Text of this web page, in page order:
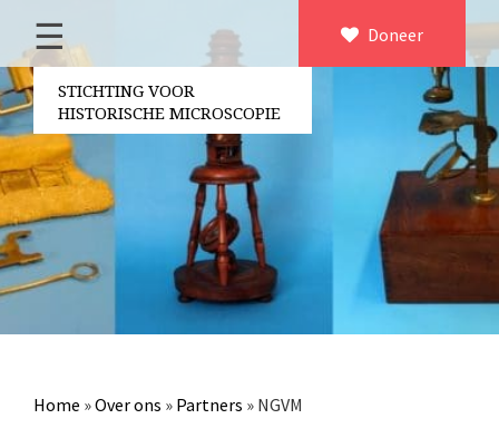
×
Home
Over ons
Contact
Bestuur
Vrijwilligers
Partners
Jaarverslagen
Microscopen
Doneer
☰
STICHTING VOOR
HISTORISCHE MICROSCOPIE
Home »Over ons » Partners » NGVM